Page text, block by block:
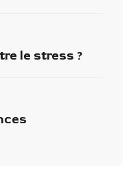
le stress ?